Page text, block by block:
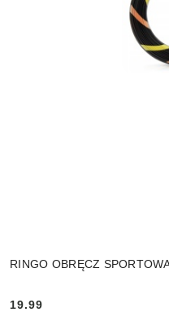
RINGO OBRĘCZ
Cena:
19.99